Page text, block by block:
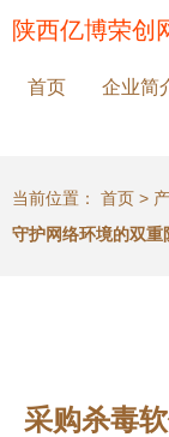
陕西亿博荣创
首页 企业简
当前位置： 首页 >
守护网络环境的双重
采购杀毒